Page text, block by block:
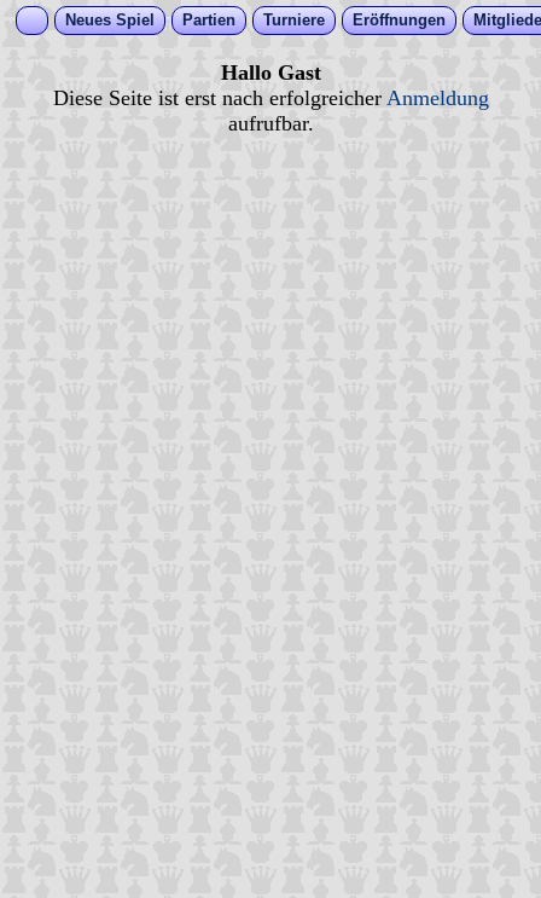
Neues Spiel Partien Turniere Eröffnungen
Hallo Gast
Diese Seite ist erst nach erfolgreicher Anmeldung
aufrufbar.